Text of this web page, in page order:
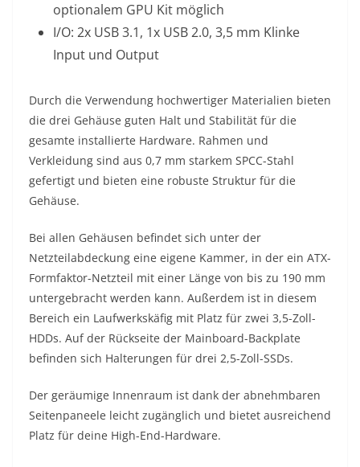
optionalem GPU Kit möglich
I/O: 2x USB 3.1, 1x USB 2.0, 3,5 mm Klinke
Input und Output
Durch die Verwendung hochwertiger Materialien bieten
die drei Gehäuse guten Halt und Stabilität für die
gesamte installierte Hardware. Rahmen und
Verkleidung sind aus 0,7 mm starkem SPCC-Stahl
gefertigt und bieten eine robuste Struktur für die
Gehäuse.
Bei allen Gehäusen befindet sich unter der
Netzteilabdeckung eine eigene Kammer, in der ein ATX-
Formfaktor-Netzteil mit einer Länge von bis zu 190 mm
untergebracht werden kann. Außerdem ist in diesem
Bereich ein Laufwerkskäfig mit Platz für zwei 3,5-Zoll-
HDDs. Auf der Rückseite der Mainboard-Backplate
befinden sich Halterungen für drei 2,5-Zoll-SSDs.
Der geräumige Innenraum ist dank der abnehmbaren
Seitenpaneele leicht zugänglich und bietet ausreichend
Platz für deine High-End-Hardware.